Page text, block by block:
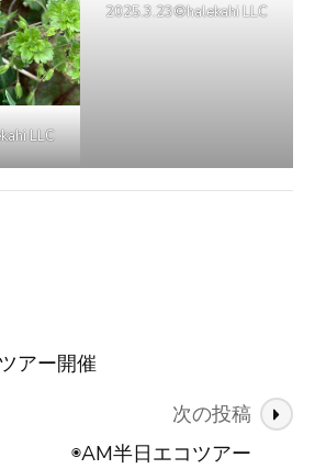
LLC
2025.3.23©halekahi LLC
アー開催
次の投稿
◉AM半日エコツアー